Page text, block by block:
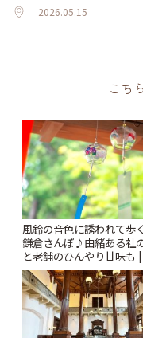
2026.05.15
こち
風鈴の音色に誘われて歩
鎌倉さんぽ♪由緒ある社
と老舗のひんやり甘味も
りっぷ